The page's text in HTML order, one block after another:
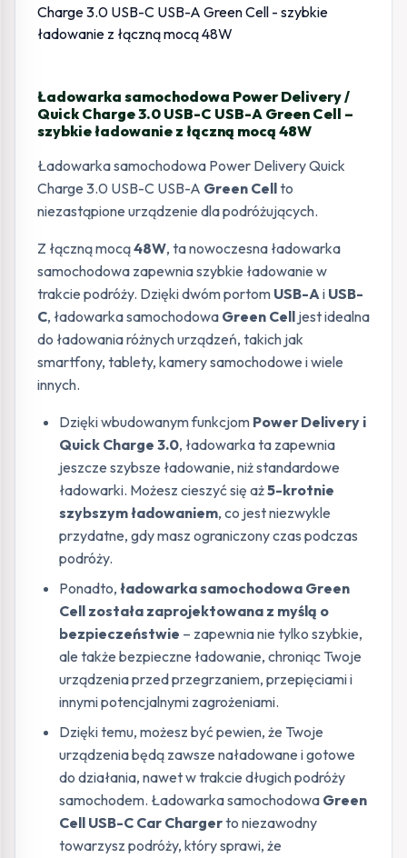
Ładowarka samochodowa Power Delivery /
Quick Charge 3.0 USB-C USB-A Green Cell –
szybkie ładowanie z łączną mocą 48W
Ładowarka samochodowa Power Delivery Quick
Charge 3.0 USB-C USB-A Green Cellto
niezastąpione urządzenie dla podróżujących.
Z łączną mocą48W, ta nowoczesna ładowarka
samochodowa zapewnia szybkie ładowanie w
trakcie podróży. Dzięki dwóm portom USB-Ai USB-
C, ładowarka samochodowa Green Cell jest idealna
do ładowania różnych urządzeń, takich jak
smartfony, tablety, kamery samochodowe i wiele
innych.
Dzięki wbudowanym funkcjom Power Delivery i
Quick Charge 3.0, ładowarka ta zapewnia
jeszcze szybsze ładowanie, niż standardowe
ładowarki. Możesz cieszyć się aż5-krotnie
szybszym ładowaniem, co jest niezwykle
przydatne, gdy masz ograniczony czas podczas
podróży.
Ponadto, ładowarka samochodowa Green
Cell została zaprojektowana z myślą o
bezpieczeństwie – zapewnia nie tylko szybkie,
ale także bezpieczne ładowanie, chroniąc Twoje
urządzenia przed przegrzaniem, przepięciami i
innymi potencjalnymi zagrożeniami.
Dzięki temu, możesz być pewien, że Twoje
urządzenia będą zawsze naładowane i gotowe
do działania, nawet w trakcie długich podróży
samochodem. Ładowarka samochodowa Green
Cell USB-C Car Chargerto niezawodny
towarzysz podróży, który sprawi, że